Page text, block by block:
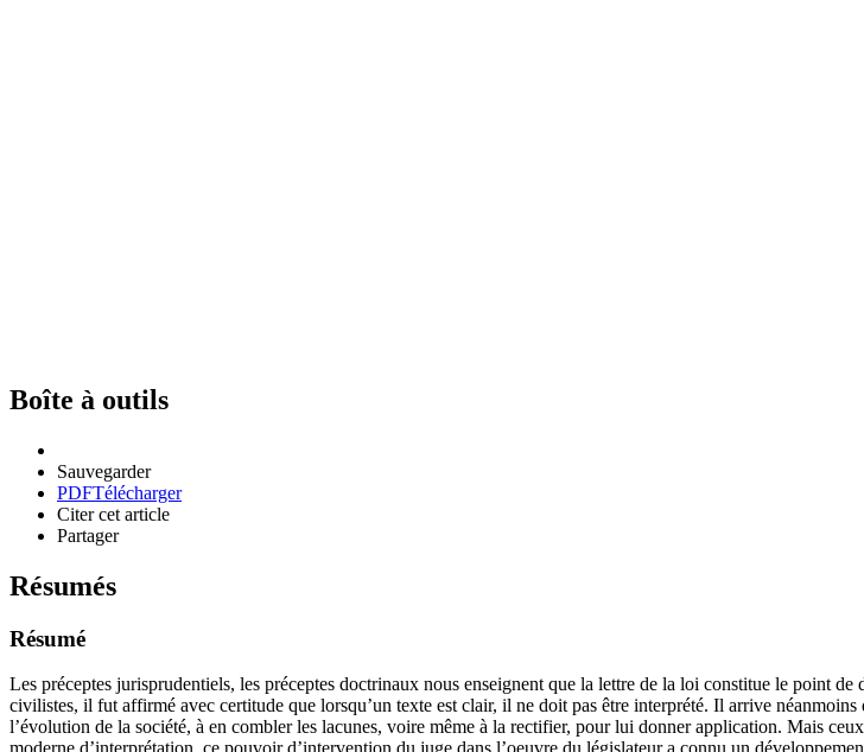
Boîte à outils
Sauvegarder
PDFTélécharger
Citer cet article
Partager
Résumés
Résumé
Les préceptes jurisprudentiels, les préceptes doctrinaux nous enseignent que la lettre de la loi constitue le point
civilistes, il fut affirmé avec certitude que lorsqu’un texte est clair, il ne doit pas être interprété. Il arrive
l’évolution de la société, à en combler les lacunes, voire même à la rectifier, pour lui donner application. Mais